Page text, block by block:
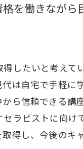
を働きながら
したいと考え
は自宅で手軽
ら信頼できる
ラピストに向
得し、今後の